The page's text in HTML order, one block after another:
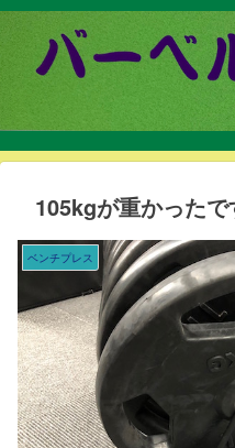
105kgが重かったで
ベンチプレス